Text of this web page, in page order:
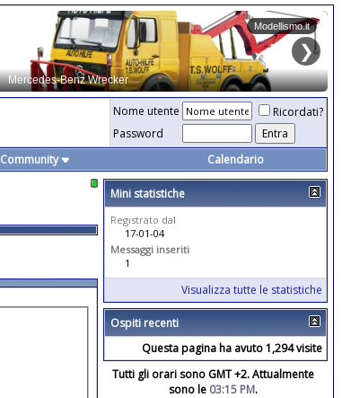
Nome utente
Ricordati?
Password
Community Calendario
Mini statistiche
Registrato dal
17-01-04
Messaggi inseriti
1
Visualizza tutte le statistiche
Ospiti recenti
Questa pagina ha avuto 1,294 visite
Tutti gli orari sono GMT +2. Attualmente
sono le 03:15 PM.